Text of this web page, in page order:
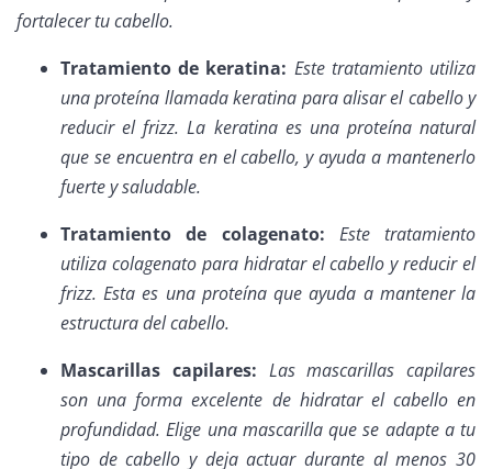
fortalecer tu cabello.
Tratamiento de keratina: Este tratamiento utiliza
una proteína llamada keratina para alisar el cabello y
reducir el frizz. La keratina es una proteína natural
que se encuentra en el cabello, y ayuda a mantenerlo
fuerte y saludable.
Tratamiento de colagenato: Este tratamiento
utiliza colagenato para hidratar el cabello y reducir el
frizz. Esta es una proteína que ayuda a mantener la
estructura del cabello.
Mascarillas capilares: Las mascarillas capilares
son una forma excelente de hidratar el cabello en
profundidad. Elige una mascarilla que se adapte a tu
tipo de cabello y deja actuar durante al menos 30